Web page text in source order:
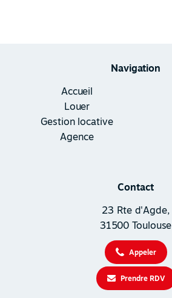
Navigation
Accueil
Louer
Gestion locative
Agence
Contact
23 Rte d'Agde,
31500 Toulouse
Appeler
Prendre RDV